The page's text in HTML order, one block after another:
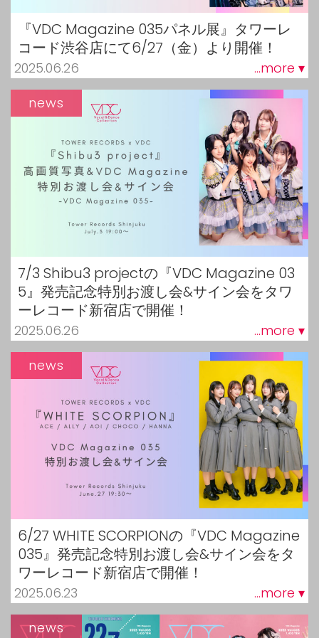
『VDC Magazine 035パネル展』タワーレ
コード渋谷店にて6/27（金）より開催！
2025.06.26 ...more ▾
7/3 Shibu3 projectの『VDC Magazine 03
5』発売記念特別お渡し会&サイン会をタワ
ーレコード新宿店で開催！
2025.06.26 ...more ▾
news
6/27 WHITE SCORPIONの『VDC Magazine
035』発売記念特別お渡し会&サイン会をタ
ワーレコード新宿店で開催！
2025.06.23 ...more ▾
news
news